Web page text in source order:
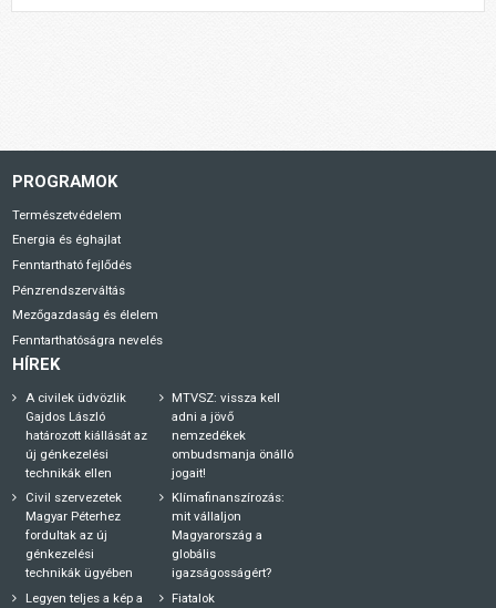
PROGRAMOK
Természetvédelem
Energia és éghajlat
Fenntartható fejlődés
Pénzrendszerváltás
Mezőgazdaság és élelem
Fenntarthatóságra nevelés
HÍREK
A civilek üdvözlik
Gajdos László
határozott kiállását az
új génkezelési
technikák ellen
Civil szervezetek
Magyar Péterhez
fordultak az új
génkezelési
technikák ügyében
Legyen teljes a kép a
MTVSZ: vissza kell
adni a jövő
nemzedékek
ombudsmanja önálló
jogait!
Klímafinanszírozás:
mit vállaljon
Magyarország a
globális
igazságosságért?
Fiatalok